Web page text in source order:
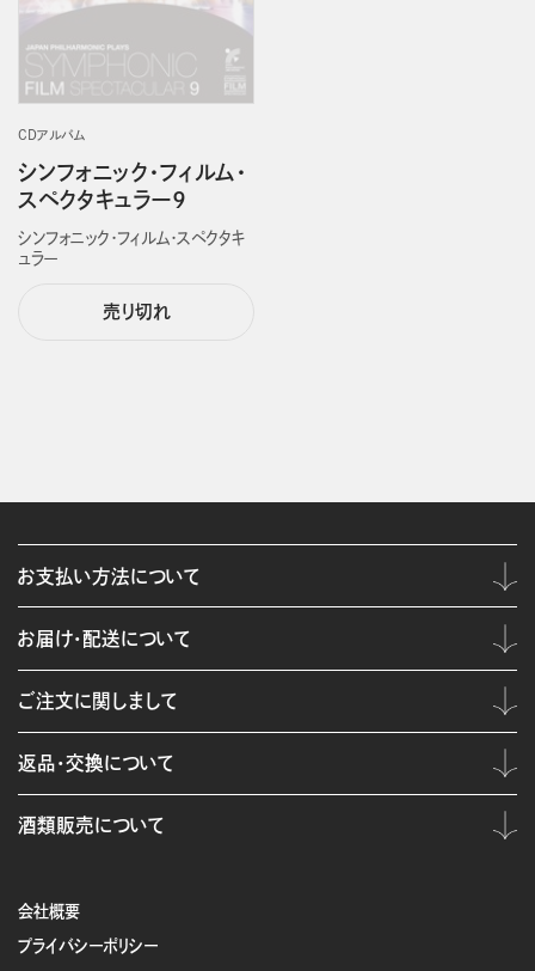
CDアルバム
シンフォニック・フィルム・
スペクタキュラー９
シンフォニック・フィルム・スペクタキ
ュラー
売り切れ
会社概要
プライバシーポリシー
お支払い方法について
お届け・配送について
ご注文に関しまして
返品・交換について
酒類販売について